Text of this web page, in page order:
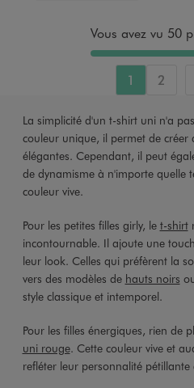
Vous avez vu 50
1 2
La simplicité d'un t-shirt uni n'a
couleur unique, il permet de créer
élégantes. Cependant, il peut
de dynamisme à n'importe quelle
couleur vive.
Pour les petites filles girly, le t-shirt
incontournable. Il ajoute une
leur look. Celles qui préfèrent la
vers des modèles de hauts noirs
style classique et intemporel.
Pour les filles énergiques, rien de
uni rouge. Cette couleur vive et
refléter leur personnalité pétillante